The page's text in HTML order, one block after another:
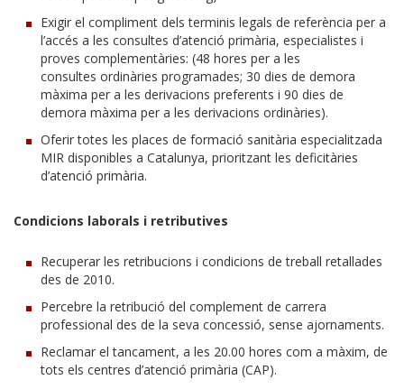
Exigir el compliment dels terminis legals de referència per a
l’accés a les consultes d’atenció primària, especialistes i
proves complementàries: (48 hores per a les
consultes ordinàries programades; 30 dies de demora
màxima per a les derivacions preferents i 90 dies de
demora màxima per a les derivacions ordinàries).
Oferir totes les places de formació sanitària especialitzada
MIR disponibles a Catalunya, prioritzant les deficitàries
d’atenció primària.
Condicions laborals i retributives
Recuperar les retribucions i condicions de treball retallades
des de 2010.
Percebre la retribució del complement de carrera
professional des de la seva concessió, sense ajornaments.
Reclamar el tancament, a les 20.00 hores com a màxim, de
tots els centres d’atenció primària (CAP).